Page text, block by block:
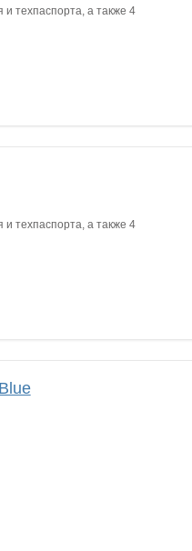
и техпаспорта, а также 4
и техпаспорта, а также 4